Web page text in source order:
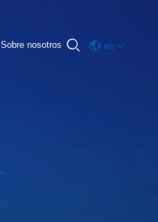
Sobre nosotros es 